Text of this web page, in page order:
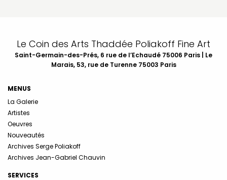
Le Coin des Arts Thaddée Poliakoff Fine Art
Saint-Germain-des-Prés, 6 rue de l’Echaudé 75006 Paris | Le
Marais, 53, rue de Turenne 75003 Paris
MENUS
La Galerie
Artistes
Oeuvres
Nouveautés
Archives Serge Poliakoff
Archives Jean-Gabriel Chauvin
SERVICES